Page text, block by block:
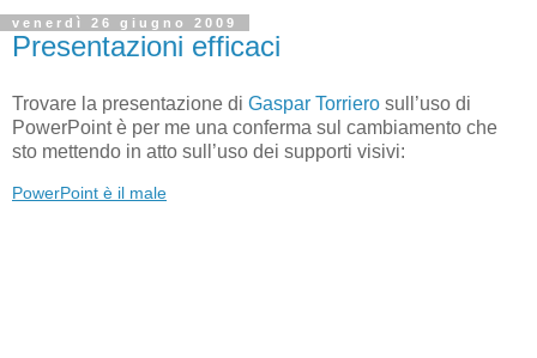
venerdì 26 giugno 2009
Presentazioni efficaci
Trovare la presentazione di Gaspar Torriero sull’uso di
PowerPoint è per me una conferma sul cambiamento che
sto mettendo in atto sull’uso dei supporti visivi:
PowerPoint è il male